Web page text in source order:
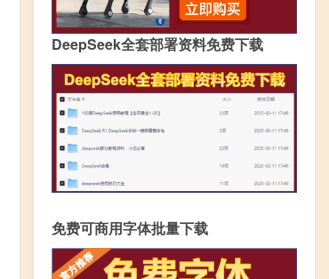
DeepSeek全套部署资料免费下载
免费可商用字体批量下载